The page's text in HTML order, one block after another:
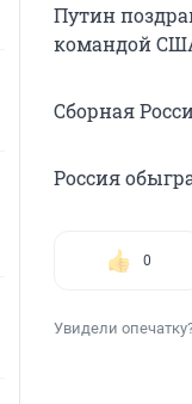
Путин
командой
Сборная
Россия
0
Увидели